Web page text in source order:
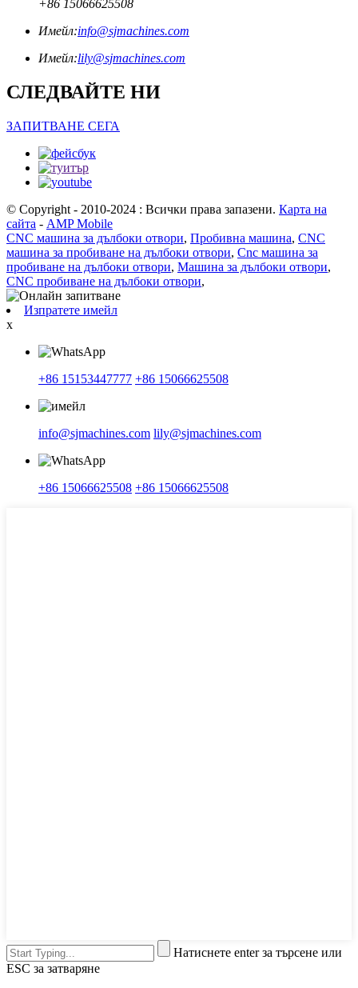
+86 15066625508
Имейл:info@sjmachines.com
Имейл:lily@sjmachines.com
СЛЕДВАЙТЕ НИ
ЗАПИТВАНЕ СЕГА
© Copyright - 2010-2024 : Всички права запазени. Карта на
сайта - AMP Mobile
CNC машина за дълбоки отвори, Пробивна машина, CNC
машина за пробиване на дълбоки отвори, Cnc машина за
пробиване на дълбоки отвори, Машина за дълбоки отвори,
CNC пробиване на дълбоки отвори,
Изпратете имейл
x
+86 15153447777 +86 15066625508
info@sjmachines.com lily@sjmachines.com
+86 15066625508 +86 15066625508
Натиснете enter за търсене или
ESC за затваряне